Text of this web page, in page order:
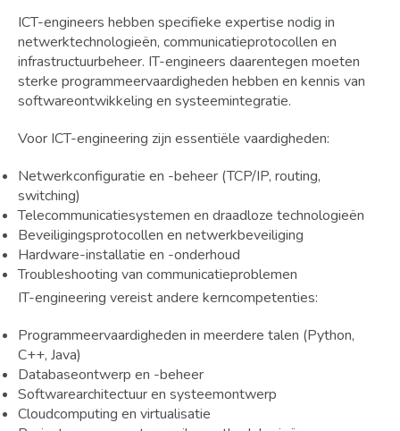
ICT-engineers hebben specifieke expertise nodig in
netwerktechnologieën, communicatieprotocollen en
infrastructuurbeheer. IT-engineers daarentegen moeten
sterke programmeervaardigheden hebben en kennis van
softwareontwikkeling en systeemintegratie.
Voor ICT-engineering zijn essentiële vaardigheden:
Netwerkconfiguratie en -beheer (TCP/IP, routing,
switching)
Telecommunicatiesystemen en draadloze technologieën
Beveiligingsprotocollen en netwerkbeveiliging
Hardware-installatie en -onderhoud
Troubleshooting van communicatieproblemen
IT-engineering vereist andere kerncompetenties:
Programmeervaardigheden in meerdere talen (Python,
C++, Java)
Databaseontwerp en -beheer
Softwarearchitectuur en systeemontwerp
Cloudcomputing en virtualisatie